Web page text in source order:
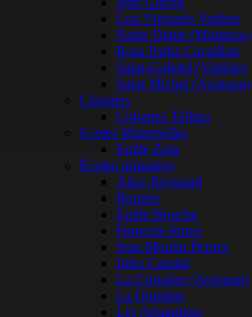
Lou Vignarès Vedène
Notre Dame (Monteux)
Rosa Parks Cavaillon
Saint-Gabriel (Valréas)
Saint Michel (Avignon)
Colonies
Colonies Telligo
Ecoles Maternelles
Emile Zola
Écoles primaires
Alice Reynaud
Brantes
Emile Bouche
François Jouve
Jean Moulin Pernes
Jules Cassini
La Croisière (Avignon)
La Quintine
Les Amandiers